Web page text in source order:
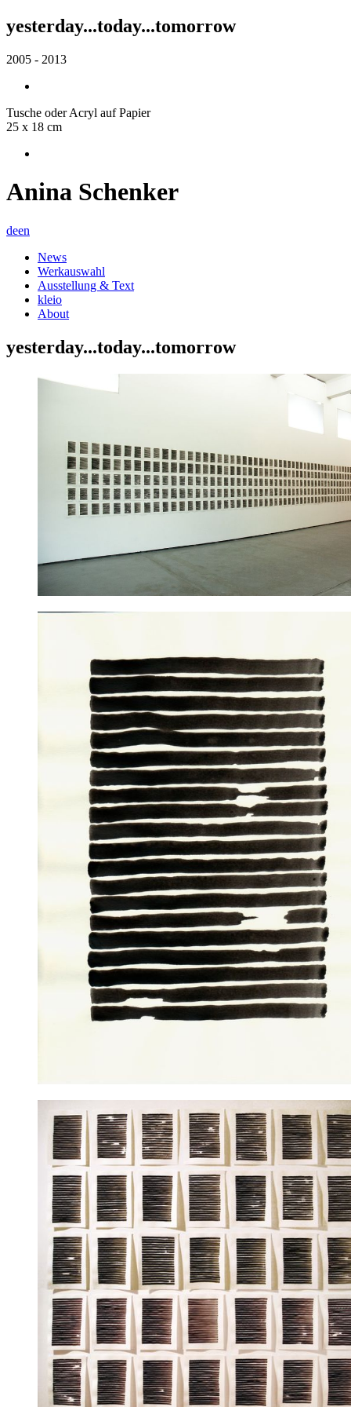
yesterday...today...tomorrow
2005 - 2013
Tusche oder Acryl auf Papier
25 x 18 cm
Anina Schenker
deen
News
Werkauswahl
Ausstellung & Text
kleio
About
yesterday...today...tomorrow